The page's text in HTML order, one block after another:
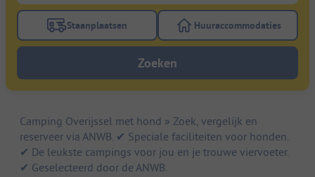
Gebruik de filterknop staanplaatsen om te zoeken
Staanplaatsen Gebruik de
Huuraccommodaties
Zoeken
Camping Overijssel met hond » Zoek, vergelijk en
reserveer via ANWB. ✔ Speciale faciliteiten voor honden.
✔ De leukste campings voor jou en je trouwe viervoeter.
✔ Geselecteerd door de ANWB.